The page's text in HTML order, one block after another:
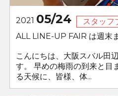
2021 05/24
スタッフ
ALL LINE-UP FAIR は週末
こんにちは、大阪スバル田
す。 早めの梅雨の到来と目
る天候に、皆様、体...